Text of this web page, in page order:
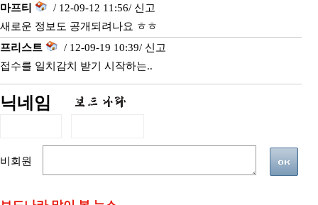
마프티 / 12-09-12 11:56/ 신고
새로운 정보도 공개되려나요 ㅎㅎ
프리스트
/ 12-09-19 10:39/ 신고
접수를 일치감치 받기 시작하는..
닉네임
비회원